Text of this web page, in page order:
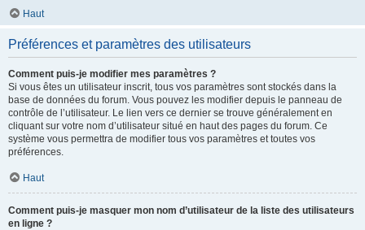
Haut
Préférences et paramètres des utilisateurs
Comment puis-je modifier mes paramètres ?
Si vous êtes un utilisateur inscrit, tous vos paramètres sont stockés dans la
base de données du forum. Vous pouvez les modifier depuis le panneau de
contrôle de l’utilisateur. Le lien vers ce dernier se trouve généralement en
cliquant sur votre nom d’utilisateur situé en haut des pages du forum. Ce
système vous permettra de modifier tous vos paramètres et toutes vos
préférences.
Haut
Comment puis-je masquer mon nom d’utilisateur de la liste des utilisateurs
en ligne ?